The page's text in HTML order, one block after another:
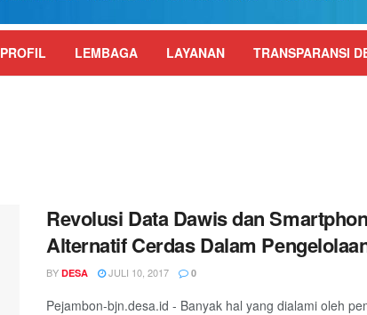
PROFIL LEMBAGA LAYANAN TRANSPARANSI
Revolusi Data Dawis dan
Alternatif Cerdas Dalam
BY DESA JULI 10, 2017 0
Pejambon-bjn.desa.id - Banyak hal yang dialami oleh